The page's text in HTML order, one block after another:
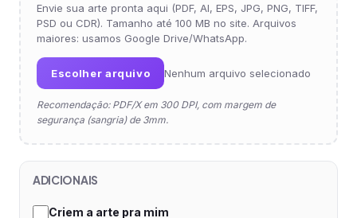
Envie sua arte pronta aqui (PDF, AI, EPS, JPG, PNG, TIFF,
PSD ou CDR). Tamanho até 100 MB no site. Arquivos
maiores: usamos Google Drive/WhatsApp.
Escolher arquivo Nenhum arquivo selecionado
Recomendação: PDF/X em 300 DPI, com margem de
segurança (sangria) de 3mm.
ADICIONAIS
Criem a arte pra mim